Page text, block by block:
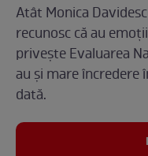
Atât Monica
recunosc că au
privește Evaluarea
au și mare încredere
dată.